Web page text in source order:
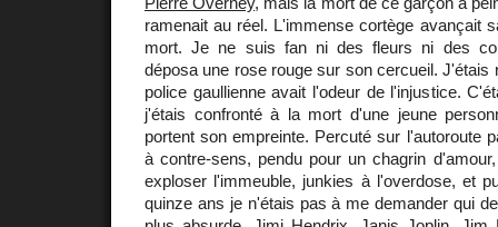
ramenait au réel. L'immense cortège avançait
mort. Je ne suis fan ni des fleurs ni des
déposa une rose rouge sur son cercueil. J'étais
police gaullienne avait l'odeur de l'injustice.
j'étais confronté à la mort d'une jeune
portent son empreinte. Percuté sur l'autoroute
à contre-sens, pendu pour un chagrin
exploser l'immeuble, junkies à l'overdose, et
quinze ans je n'étais pas à me demander qui